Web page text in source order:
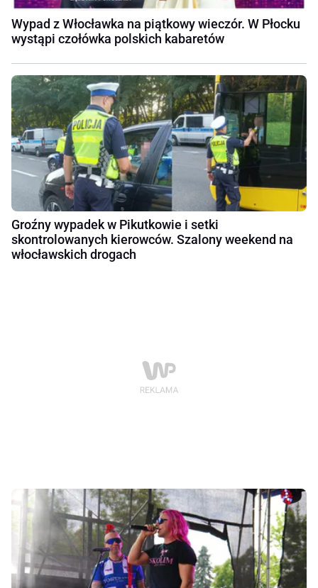
Wypad z Włocławka na piątkowy wieczór. W Płocku
wystąpi czołówka polskich kabaretów
Groźny wypadek w Pikutkowie i setki
skontrolowanych kierowców. Szalony weekend na
włocławskich drogach